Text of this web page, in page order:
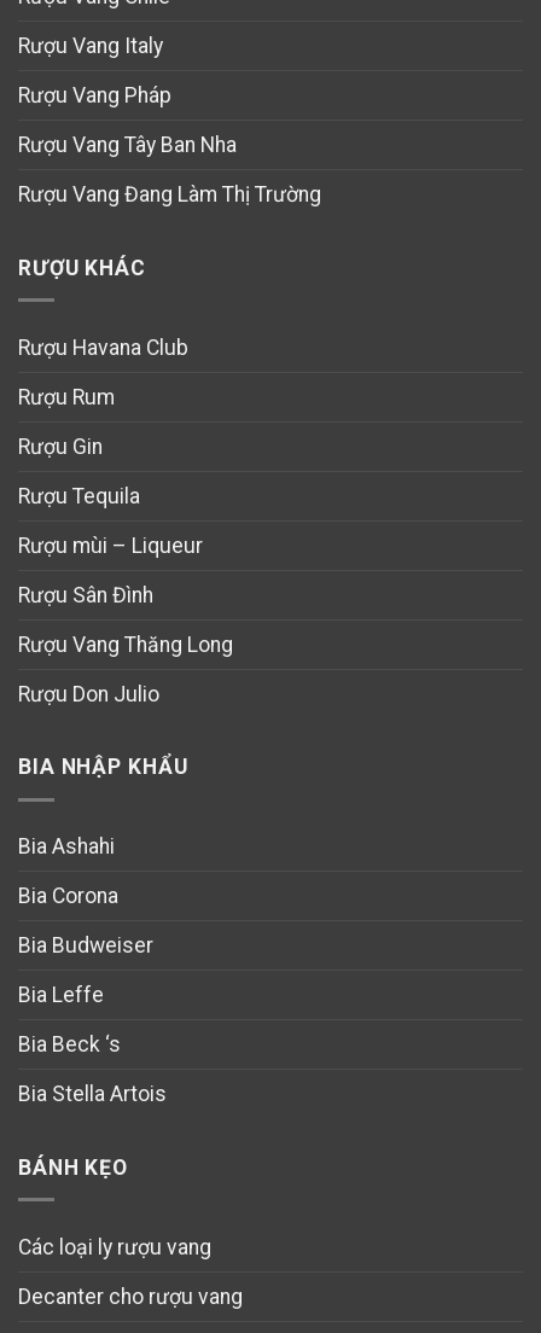
Rượu Vang Italy
Rượu Vang Pháp
Rượu Vang Tây Ban Nha
Rượu Vang Đang Làm Thị Trường
RƯỢU KHÁC
Rượu Havana Club
Rượu Rum
Rượu Gin
Rượu Tequila
Rượu mùi – Liqueur
Rượu Sân Đình
Rượu Vang Thăng Long
Rượu Don Julio
BIA NHẬP KHẨU
Bia Ashahi
Bia Corona
Bia Budweiser
Bia Leffe
Bia Beck ‘s
Bia Stella Artois
BÁNH KẸO
Các loại ly rượu vang
Decanter cho rượu vang